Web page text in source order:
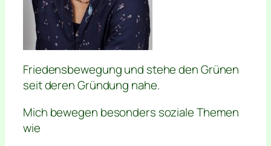
Friedensbewegung und stehe den Grünen
seit deren Gründung nahe.
Mich bewegen besonders soziale Themen
wie